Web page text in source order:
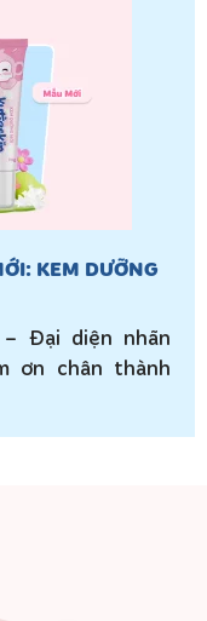
KEM DƯỠNG
Đại diện nhãn
ơn chân thành